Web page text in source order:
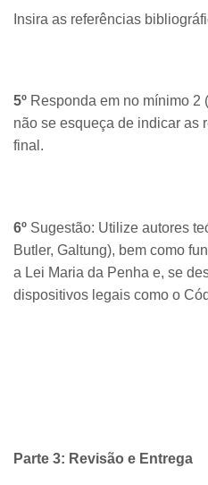
Insira as referências
5º Responda em no mínimo 2
não se esqueça de indicar as
final.
6º Sugestão: Utilize autores
Butler, Galtung), bem como
a Lei Maria da Penha e, se
dispositivos legais como o
Parte 3: Revisão e Entrega